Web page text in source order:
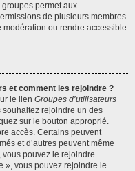
permet aux
de plusieurs membres
modération ou rendre accessible
et comment les rejoindre ?
le lien Groupes d’utilisateurs
souhaitez rejoindre un des
sur le bouton approprié.
accès. Certains peuvent
et d’autres peuvent même
vous pouvez le rejoindre
», vous pouvez rejoindre le